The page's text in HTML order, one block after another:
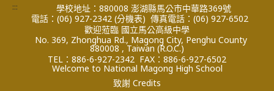
:::
學校地址：880008 澎湖縣馬公市中華路369號
電話：(06) 927-2342 (分機表) 傳真電話：(06) 927-6502
歡迎蒞臨 國立馬公高級中學
No. 369, Zhonghua Rd., Magong City, Penghu County
880008 , Taiwan (R.O.C.)
TEL：886-6-927-2342 FAX：886-6-927-6502
Welcome to National Magong High School
致謝 Credits